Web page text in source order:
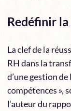
Redéfinir
La clef de la
RH dans la
d’une gestion
compétences »,
l’auteur du